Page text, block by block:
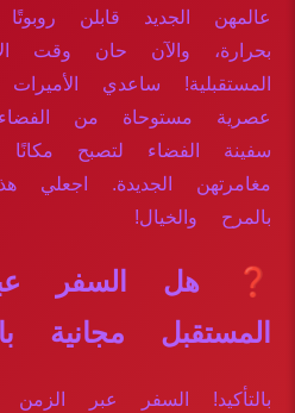
عالمهن الجديد قابلن
بحرارة، والآن حان وقت
المستقبلية! ساعدي
عصرية مستوحاة من
سفينة الفضاء لتصبح مكانًا
مغامرتهن الجديدة. اجعلي
بالمرح والخيال!
❓ هل السفر
المستقبل مجانية
بالتأكيد! السفر عبر